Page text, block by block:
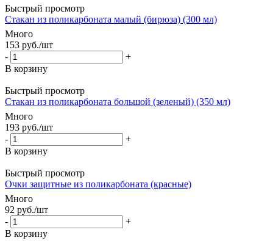
Быстрый просмотр
Стакан из поликарбоната малый (бирюза) (300 мл)
Много
153 руб./шт
-
+
В корзину
Быстрый просмотр
Стакан из поликарбоната большой (зеленый) (350 мл)
Много
193 руб./шт
-
+
В корзину
Быстрый просмотр
Очки защитные из поликарбоната (красные)
Много
92 руб./шт
-
+
В корзину